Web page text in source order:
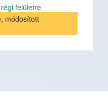
felületre
módosított